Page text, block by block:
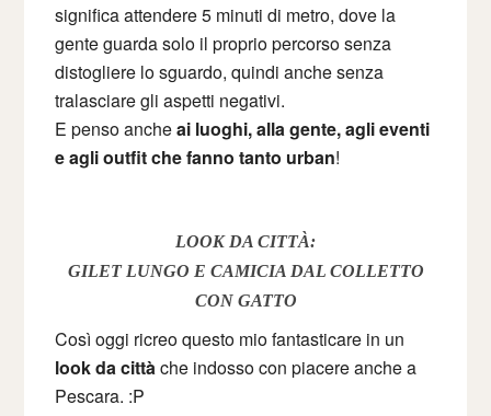
significa attendere 5 minuti di metro, dove la
gente guarda solo il proprio percorso senza
distogliere lo sguardo, quindi anche senza
tralasciare gli aspetti negativi.
E penso ancheai luoghi, alla gente, agli eventi
e agli outfit che fanno tanto urban!
LOOK DA CITTÀ:
GILET LUNGO E CAMICIA DAL COLLETTO
CON GATTO
Così oggi ricreo questo mio fantasticare in un
look da città che indosso con piacere anche a
Pescara. :P